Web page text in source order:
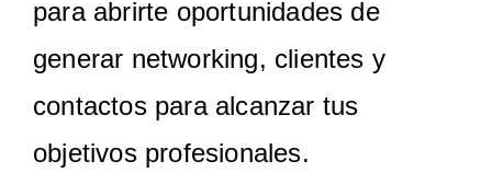
para abrirte oportunidades de
generar networking, clientes y
contactos para alcanzar tus
objetivos profesionales.